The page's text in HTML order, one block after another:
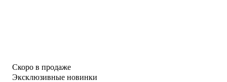
Скоро в продаже
Эксклюзивные новинки